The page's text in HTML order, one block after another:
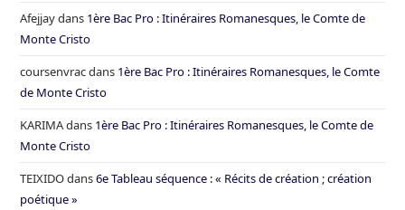
Afejjaydans 1ère Bac Pro : Itinéraires Romanesques, le Comte de
Monte Cristo
coursenvracdans 1ère Bac Pro : Itinéraires Romanesques, le Comte
de Monte Cristo
KARIMAdans 1ère Bac Pro : Itinéraires Romanesques, le Comte de
Monte Cristo
TEIXIDOdans6e Tableau séquence : « Récits de création ; création
poétique »